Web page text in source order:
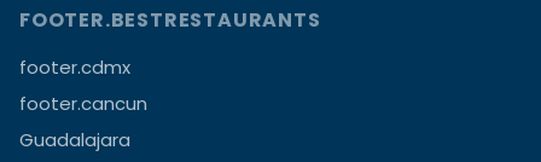
FOOTER.BESTRESTAURANTS
footer.cdmx
footer.cancun
Guadalajara